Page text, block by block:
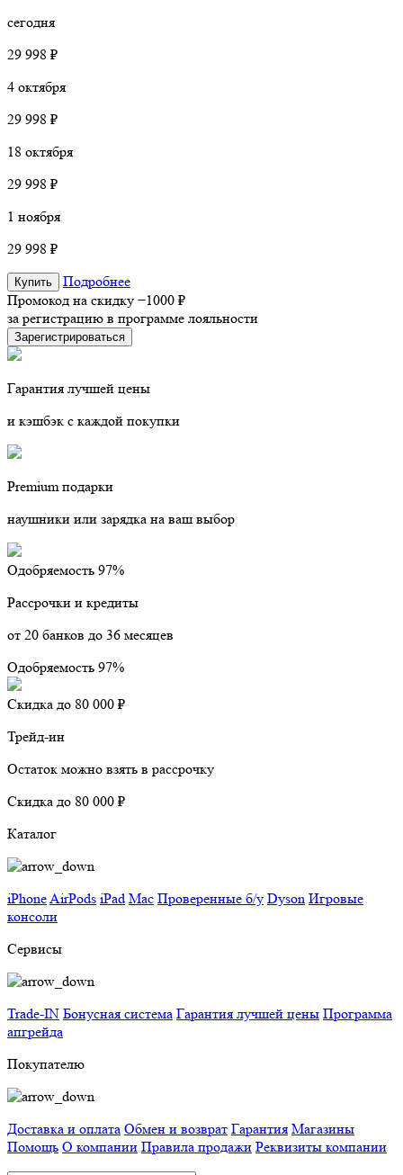
сегодня
29 998 ₽
4 октября
29 998 ₽
18 октября
29 998 ₽
1 ноября
29 998 ₽
Купить
Подробнее
Промокод на скидку −1000 ₽
за регистрацию в программе лояльности
Зарегистрироваться
Гарантия лучшей цены
и кэшбэк с каждой покупки
Premium подарки
наушники или зарядка на ваш выбор
Одобряемость 97%
Рассрочки и кредиты
от 20 банков до 36 месяцев
Одобряемость 97%
Скидка до 80 000 ₽
Трейд-ин
Остаток можно взять в рассрочку
Скидка до 80 000 ₽
Каталог
iPhoneAirPods iPad Mac Проверенные б/у Dyson Игровые
консоли
Сервисы
Trade-IN Бонусная система Гарантия лучшей цены Программа
апгрейда
Покупателю
Доставка и оплата Обмен и возврат Гарантия Магазины
Помощь О компании Правила продажи Реквизиты компании